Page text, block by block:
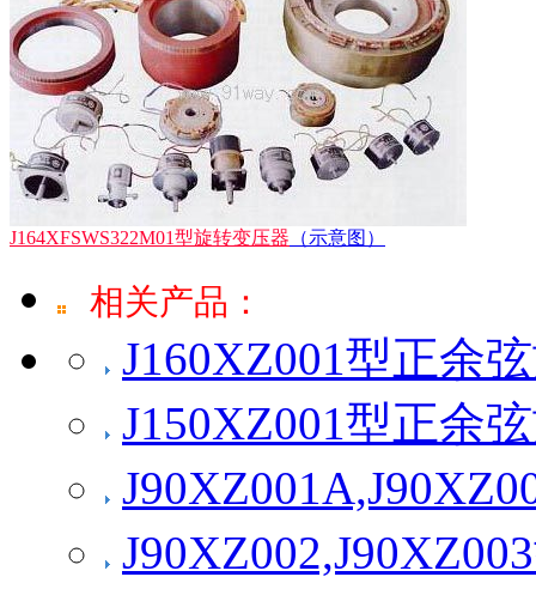
J164XFSWS322M01型旋转变压器 （示意图）
相关产品：
J160XZ001型正余
J150XZ001型正余